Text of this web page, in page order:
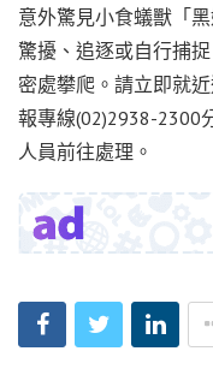
意外驚見小食蟻獸「
驚擾、追逐或自行捕
密處攀爬。請立即就
報專線(02)2938-2300
人員前往處理。